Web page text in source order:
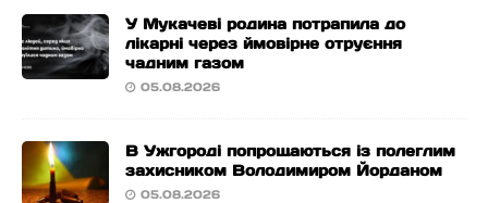
У Мукачеві родина потрапила до
лікарні через ймовірне отруєння
чадним газом
05.08.2026
В Ужгороді попрощаються із полеглим
захисником Володимиром Йорданом
05.08.2026